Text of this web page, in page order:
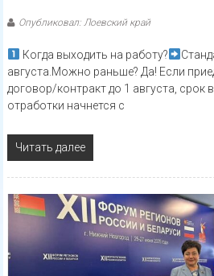
Опубликовал: Лоевский край
Когда выходить на работу?
августа.Можно раньше? Да! Если
договор/контракт до 1 августа, срок
отработки начнется с
Читать далее